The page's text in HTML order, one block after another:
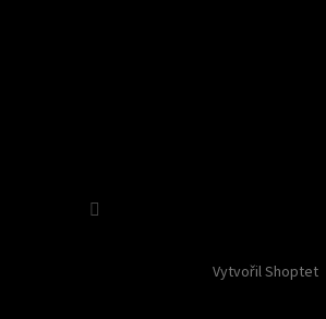
Vytvořil Shoptet